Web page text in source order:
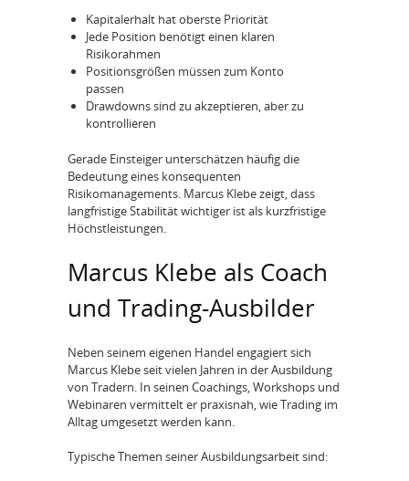
Kapitalerhalt hat oberste Priorität
Jede Position benötigt einen klaren
Risikorahmen
Positionsgrößen müssen zum Konto
passen
Drawdowns sind zu akzeptieren, aber zu
kontrollieren
Gerade Einsteiger unterschätzen häufig die
Bedeutung eines konsequenten
Risikomanagements. Marcus Klebe zeigt, dass
langfristige Stabilität wichtiger ist als kurzfristige
Höchstleistungen.
Marcus Klebe als Coach
und Trading-Ausbilder
Neben seinem eigenen Handel engagiert sich
Marcus Klebe seit vielen Jahren in der Ausbildung
von Tradern. In seinen Coachings, Workshops und
Webinaren vermittelt er praxisnah, wie Trading im
Alltag umgesetzt werden kann.
Typische Themen seiner Ausbildungsarbeit sind: